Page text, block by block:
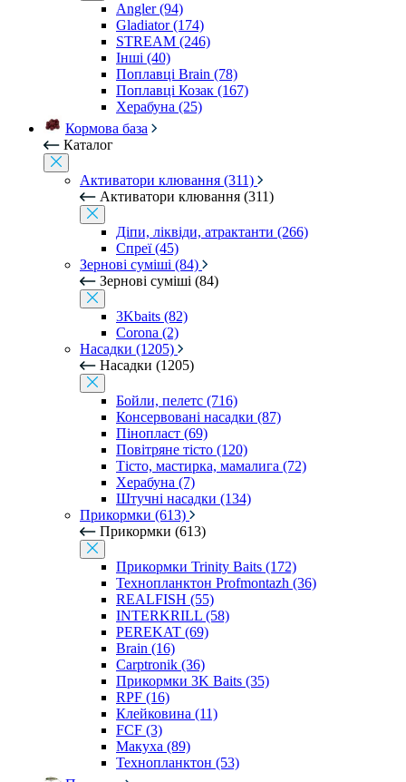
Angler (94)
Gladiator (174)
STREAM (246)
Інші (40)
Поплавці Brain (78)
Поплавці Козак (167)
Херабуна (25)
Кормова база
Каталог
Активатори клювання (311)
Активатори клювання (311)
Діпи, ліквіди, атрактанти (266)
Спреї (45)
Зернові суміші (84)
Зернові суміші (84)
3Kbaits (82)
Corona (2)
Насадки (1205)
Насадки (1205)
Бойли, пелетс (716)
Консервовані насадки (87)
Пінопласт (69)
Повітряне тісто (120)
Тісто, мастирка, мамалига (72)
Херабуна (7)
Штучні насадки (134)
Прикормки (613)
Прикормки (613)
Прикормки Trinity Baits (172)
Технопланктон Profmontazh (36)
REALFISH (55)
INTERKRILL (58)
PEREKAT (69)
Brain (16)
Carptronik (36)
Прикормки 3K Baits (35)
RPF (16)
Клейковина (11)
FCF (3)
Макуха (89)
Технопланктон (53)